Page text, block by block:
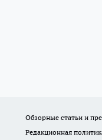
Обзорные статьи и
Редакционная